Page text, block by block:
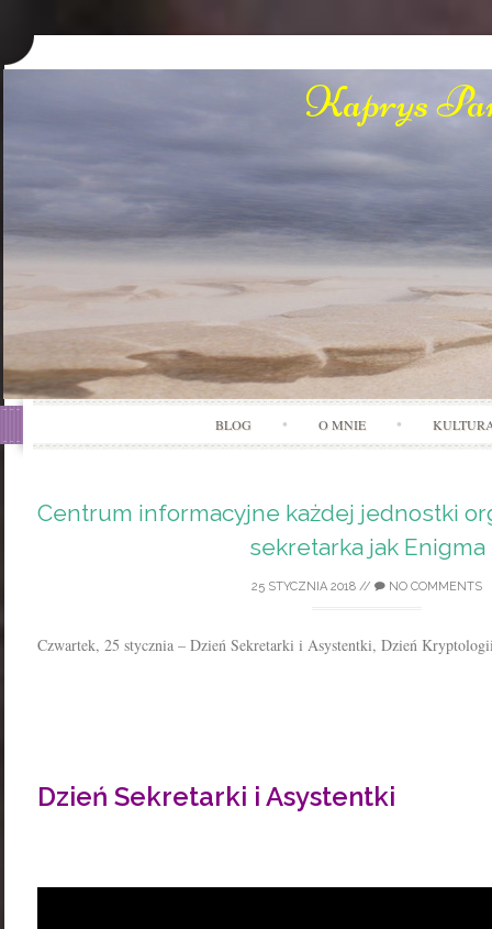
Kaprys
BLOG O MNIE
Centrum informacyjne każdej jednostki
sekretarka jak Enigma
25 STYCZNIA 2018 // NO COMMENTS
Czwartek, 25 stycznia – Dzień Sekretarki i Asystentki, Dzień
Dzień Sekretarki i Asystentki